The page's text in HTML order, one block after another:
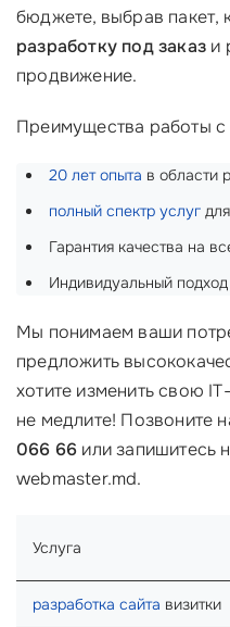
бюджете, выбрав пакет,
разработку под заказ и
продвижение.
Преимущества работы с
20 лет опыта в области
полный спектр услуг
Гарантия качества на
Индивидуальный
Мы понимаем ваши
предложить
хотите изменить свою
не медлите! Позвоните
066 66 или запишитесь
webmaster.md.
Услуга
разработка сайта визитки